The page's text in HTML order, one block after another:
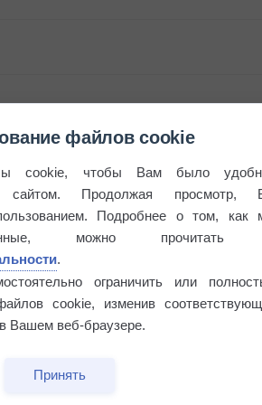
файлов cookie
cookie, чтобы Вам было
сайтом. Продолжая просмотр,
Подробнее о том, как
можно прочитать
.
ограничить или
cookie, изменив
Вашем веб-браузере.
Принять